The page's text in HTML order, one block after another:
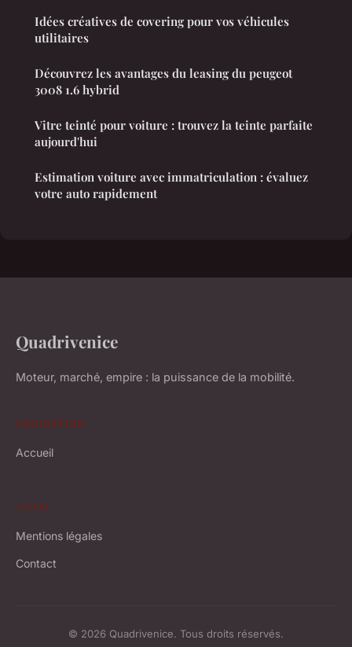
Idées créatives de covering pour vos véhicules
utilitaires
Découvrez les avantages du leasing du peugeot
3008 1.6 hybrid
Vitre teinté pour voiture : trouvez la teinte parfaite
aujourd'hui
Estimation voiture avec immatriculation : évaluez
votre auto rapidement
Quadrivenice
Moteur, marché, empire : la puissance de la mobilité.
NAVIGATION
Accueil
LÉGAL
Mentions légales
Contact
© 2026 Quadrivenice. Tous droits réservés.